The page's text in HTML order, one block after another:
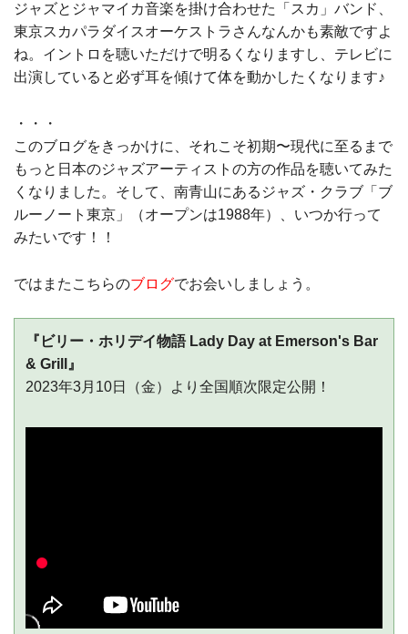
ジャズとジャマイカ音楽を掛け合わせた「スカ」バンド、
東京スカパラダイスオーケストラさんなんかも素敵ですよ
ね。イントロを聴いただけで明るくなりますし、テレビに
出演していると必ず耳を傾けて体を動かしたくなります♪
・・・
このブログをきっかけに、それこそ初期〜現代に至るまで
もっと日本のジャズアーティストの方の作品を聴いてみた
くなりました。そして、南青山にあるジャズ・クラブ「ブ
ルーノート東京」（オープンは1988年）、いつか行って
みたいです！！
ではまたこちらのブログでお会いしましょう。
『ビリー・ホリデイ物語 Lady Day at Emerson's Bar
& Grill』
2023年3月10日（金）より全国順次限定公開！